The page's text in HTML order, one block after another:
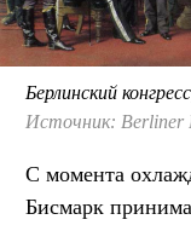
Берлинский
Источник: Berliner
С момента
Бисмарк